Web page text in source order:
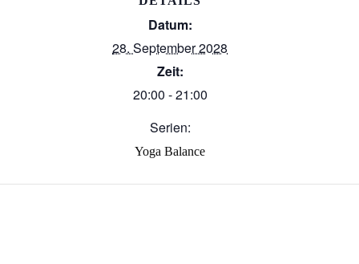
Datum:
28. September 2028
Zeit:
20:00 - 21:00
Serien:
Yoga Balance